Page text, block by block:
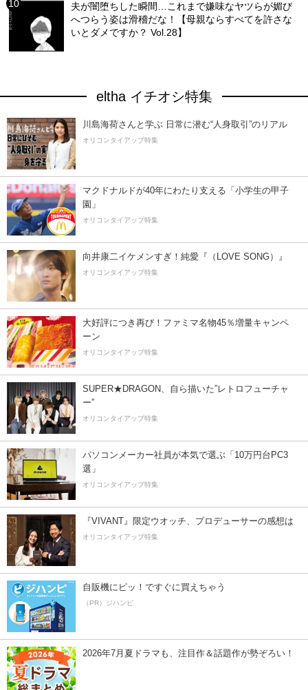
夫が闇堕ちした瞬間…これまで嫌味なヤツらが媚び
へつらう姿は滑稽だな！【母親ならすべてを許さな
いとダメですか？ Vol.28】
eltha イチオシ特集
川島海荷さんと学ぶ 日常に潜む“人身取引”のリアル
オリコンタイアップ特集
マクドナルドが40年にわたり支える「小学生の甲子
園」
オリコンタイアップ特集
向井康二イケメンすぎ！純愛『（LOVE SONG）』
オリコンタイアップ特集
大好評につき再び！ファミマ名物45％増量キャンペ
ーン
オリコンタイアップ特集
SUPER★DRAGON、自ら描いた”レトロフューチャ
ー”
オリコンタイアップ特集
パソコンメーカー社員が本気で選ぶ「10万円台PC3
選」
オリコンタイアップ特集
『VIVANT』限定ウオッチ、プロデューサーの感想は
オリコンタイアップ特集
自販機にピッ！ですぐに買えちゃう
（PR）ジハンピ
2026年7月夏ドラマも、注目作＆話題作が勢ぞろい！